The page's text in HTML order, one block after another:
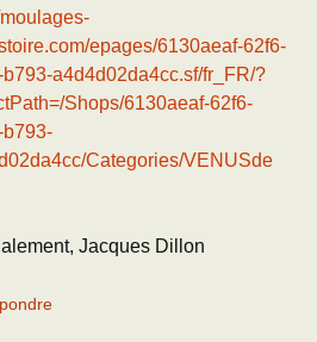
epages/6130aeaf-62f6-
a4d4d02da4cc.sf/fr_FR/?
Shops/6130aeaf-62f6-
Categories/VENUSde
Jacques Dillon